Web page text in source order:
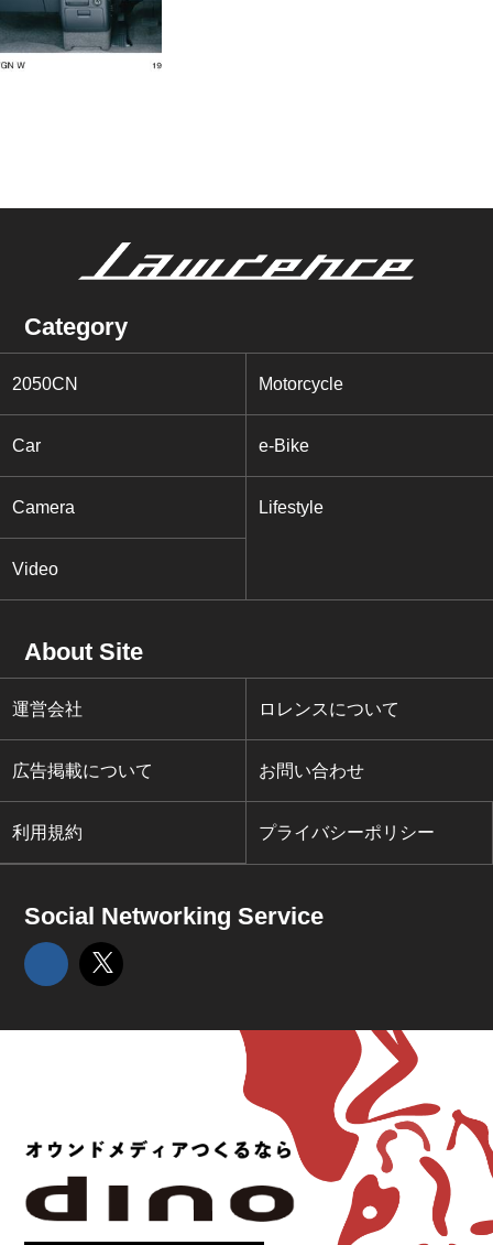
Category
2050CN Motorcycle
Car e-Bike
Camera Lifestyle
Video
About Site
運営会社 ロレンスについて
広告掲載について お問い合わせ
利用規約 プライバシーポリシー
Social Networking Service